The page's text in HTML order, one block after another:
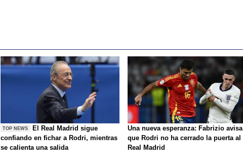
TOP NEWS
El Real Madrid sigue
confiando en fichar a Rodri, mientras
se calienta una salida
Una nueva esperanza: Fabrizio avisa
que Rodri no ha cerrado la puerta al
Real Madrid